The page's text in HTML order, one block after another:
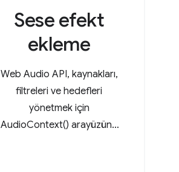
Sese efekt
ekleme
Web Audio API, kaynakları,
filtreleri ve hedefleri
yönetmek için
AudioContext() arayüzünü